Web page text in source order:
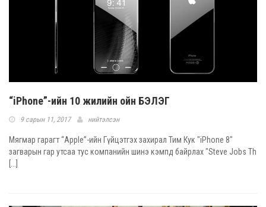
“iPhone”-ийн 10 жилийн ойн БЭЛЭГ
9 сарын 11, 2017 нийтэлсэн
Мягмар гарагт “Apple”-ийн Гүйцэтгэх захирал Тим Кук "iPhone 8"
загварын гар утсаа тус компанийн шинэ кэмпд байрлах "Steve Jobs Th